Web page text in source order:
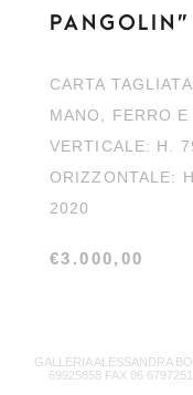
PANGOLIN”
€3.000,00
CARTA
MANO, FERRO E
VERTICALE: H.
ORIZZONTALE:
2020
GALLERIA ALESSANDRA
69925858 FAX 06